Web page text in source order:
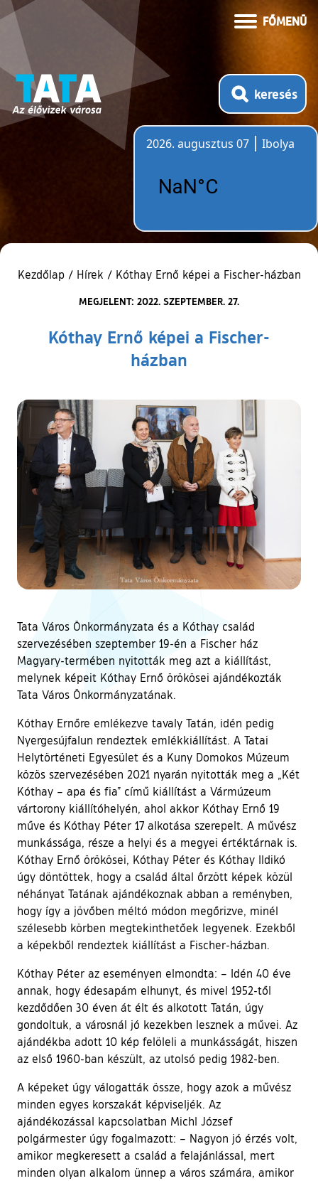
FŐMENÜ
keresés
2026. augusztus 07
Ibolya
Kezdőlap / Hírek / Kóthay Ernő képei a Fischer-házban
MEGJELENT: 2022. SZEPTEMBER. 27.
Kóthay Ernő képei a Fischer-
házban
Tata Város Önkormányzata és a Kóthay család
szervezésében szeptember 19-én a Fischer ház
Magyary-termében nyitották meg azt a kiállítást,
melynek képeit Kóthay Ernő örökösei ajándékozták
Tata Város Önkormányzatának.
Kóthay Ernőre emlékezve tavaly Tatán, idén pedig
Nyergesújfalun rendeztek emlékkiállítást. A Tatai
Helytörténeti Egyesület és a Kuny Domokos Múzeum
közös szervezésében 2021 nyarán nyitották meg a „Két
Kóthay – apa és fia” című kiállítást a Vármúzeum
vártorony kiállítóhelyén, ahol akkor Kóthay Ernő 19
műve és Kóthay Péter 17 alkotása szerepelt. A művész
munkássága, része a helyi és a megyei értéktárnak is.
Kóthay Ernő örökösei, Kóthay Péter és Kóthay Ildikó
úgy döntöttek, hogy a család által őrzött képek közül
néhányat Tatának ajándékoznak abban a reményben,
hogy így a jövőben méltó módon megőrizve, minél
szélesebb körben megtekinthetőek legyenek. Ezekből
a képekből rendeztek kiállítást a Fischer-házban.
Kóthay Péter az eseményen elmondta: – Idén 40 éve
annak, hogy édesapám elhunyt, és mivel 1952-től
kezdődően 30 éven át élt és alkotott Tatán, úgy
gondoltuk, a városnál jó kezekben lesznek a művei. Az
ajándékba adott 10 kép felöleli a munkásságát, hiszen
az első 1960-ban készült, az utolsó pedig 1982-ben.
A képeket úgy válogatták össze, hogy azok a művész
minden egyes korszakát képviseljék. Az
ajándékozással kapcsolatban Michl József
polgármester úgy fogalmazott: – Nagyon jó érzés volt,
amikor megkeresett a család a felajánlással, mert
minden olyan alkalom ünnep a város számára, amikor